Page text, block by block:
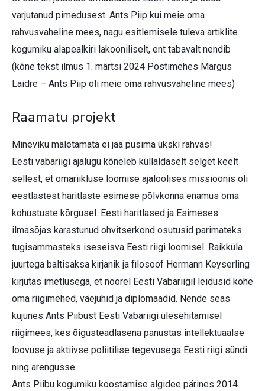
varjutanud pimedusest. Ants Piip kui meie oma
rahvusvaheline mees, nagu esitlemisele tuleva artiklite
kogumiku alapealkiri lakooniliselt, ent tabavalt nendib
(kõne tekst ilmus 1. märtsi 2024 Postimehes Margus
Laidre – Ants Piip oli meie oma rahvusvaheline mees)
Raamatu projekt
Mineviku mäletamata ei jää püsima ükski rahvas!
Eesti vabariigi ajalugu kõneleb küllaldaselt selget keelt
sellest, et omariikluse loomise ajaloolises missioonis oli
eestlastest haritlaste esimese põlvkonna enamus oma
kohustuste kõrgusel. Eesti haritlased ja Esimeses
ilmasõjas karastunud ohvitserkond osutusid parimateks
tugisammasteks iseseisva Eesti riigi loomisel. Raikküla
juurtega baltisaksa kirjanik ja filosoof Hermann Keyserling
kirjutas imetlusega, et noorel Eesti Vabariigil leidusid kohe
oma riigimehed, väejuhid ja diplomaadid. Nende seas
kujunes Ants Piibust Eesti Vabariigi ülesehitamisel
riigimees, kes õigusteadlasena panustas intellektuaalse
loovuse ja aktiivse poliitilise tegevusega Eesti riigi sündi
ning arengusse.
Ants Piibu kogumiku koostamise algidee pärines 2014.